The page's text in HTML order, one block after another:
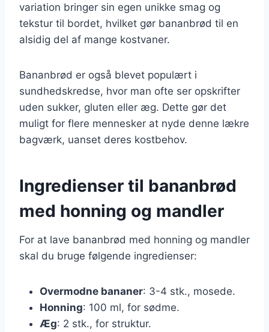
variation bringer sin egen unikke smag og
tekstur til bordet, hvilket gør bananbrød til en
alsidig del af mange kostvaner.
Bananbrød er også blevet populært i
sundhedskredse, hvor man ofte ser opskrifter
uden sukker, gluten eller æg. Dette gør det
muligt for flere mennesker at nyde denne lækre
bagværk, uanset deres kostbehov.
Ingredienser til bananbrød
med honning og mandler
For at lave bananbrød med honning og mandler
skal du bruge følgende ingredienser:
Overmodne bananer: 3-4 stk., mosede.
Honning: 100 ml, for sødme.
Æg: 2 stk., for struktur.